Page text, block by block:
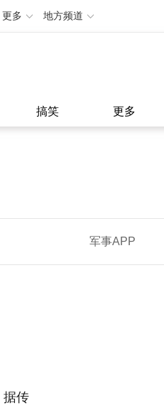
更多 地方频道
搞笑 更多
军事APP
据传